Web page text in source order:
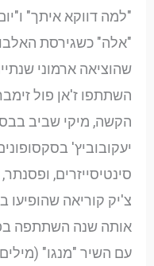
"למה דווקא איתך"
"אלה" כשגירסת
שהוציאה ארמוני
השתתפו ז'אן פול
הקשה, מיקי שביב בבס,
יעקובוביץ'
סינטיסייזרים,
צ'יק קוריאה
עם השיר "מנגו" (מילים: